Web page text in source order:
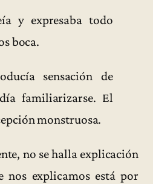
y expresaba todo
boca.
sensación de
familiarizarse. El
monstruosa.
no se halla explicación
nos explicamos está por